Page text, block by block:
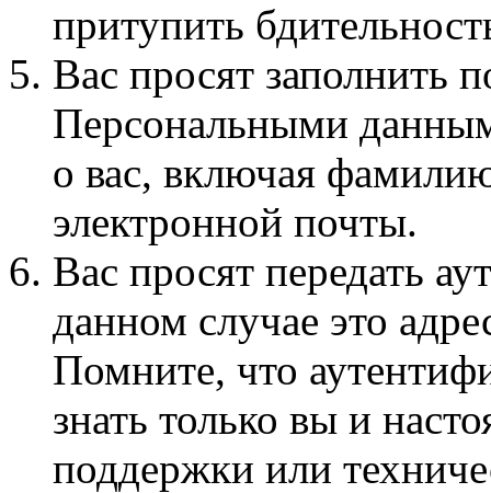
притупить
Вас просят заполнить
Персональными
о вас, включая
электронной почты.
Вас просят передать
данном случае это
Помните, что
знать только вы и
поддержки или